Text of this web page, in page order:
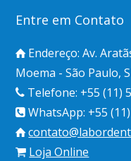
Entre em Contato
Endereço: Av.
Moema - São Paulo,
Telefone: +55 (11)
WhatsApp: +55
Loja Online